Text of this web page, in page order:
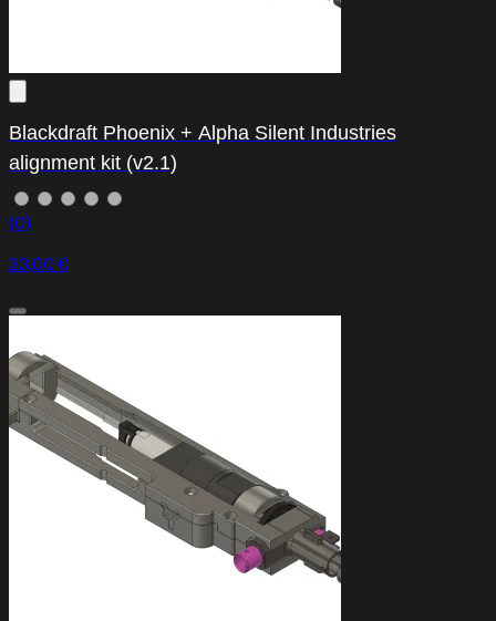
Blackdraft Phoenix + Alpha Silent Industries
alignment kit (v2.1)
(0)
23,00 €